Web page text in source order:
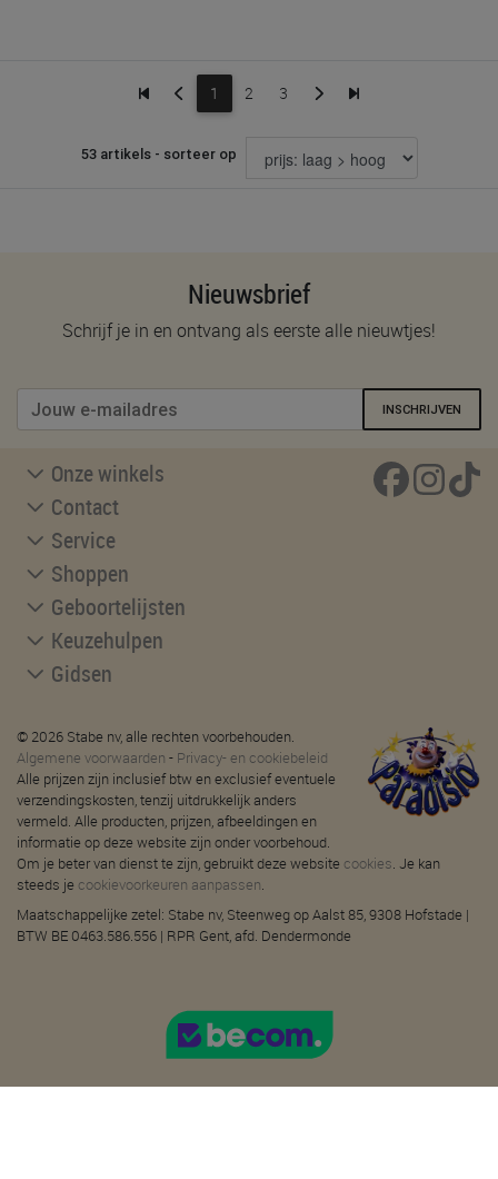
1 2 3
53 artikels - sorteer op
Nieuwsbrief
Schrijf je in en ontvang als eerste alle nieuwtjes!
INSCHRIJVEN
Onze winkels
Contact
Service
Shoppen
Geboortelijsten
Keuzehulpen
Gidsen
© 2026 Stabe nv, alle rechten voorbehouden.
Algemene voorwaarden - Privacy- en cookiebeleid
Alle prijzen zijn inclusief btw en exclusief eventuele
verzendingskosten, tenzij uitdrukkelijk anders
vermeld. Alle producten, prijzen, afbeeldingen en
informatie op deze website zijn onder voorbehoud.
Om je beter van dienst te zijn, gebruikt deze website cookies. Je kan
steeds je cookievoorkeuren aanpassen.
Maatschappelijke zetel: Stabe nv, Steenweg op Aalst 85, 9308 Hofstade |
BTW BE 0463.586.556 | RPR Gent, afd. Dendermonde